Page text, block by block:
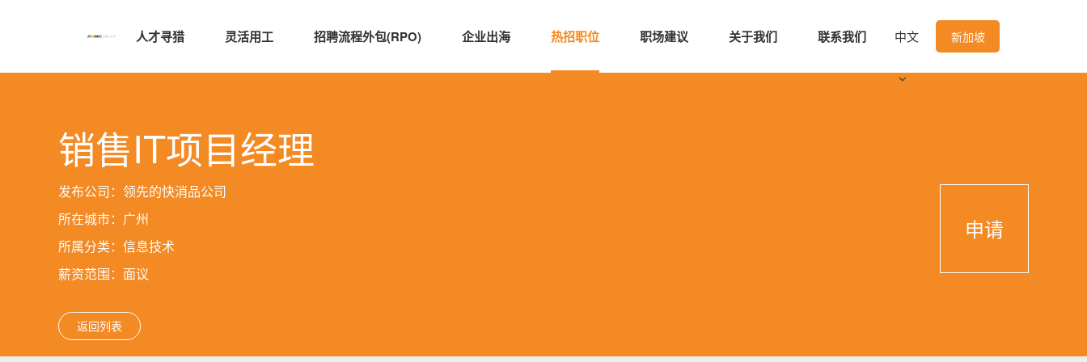
人才寻猎 灵活用工 招聘流程外包(RPO) 企业出海 热招职位 职场建议 关于我们 联系我们 中文 新加坡
销售IT项目经理
发布公司：领先的快消品公司
所在城市：广州
所属分类：信息技术
薪资范围：面议
返回列表
申请